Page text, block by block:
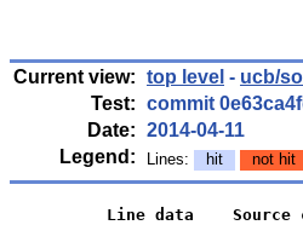
Current view: top level - ucb/
Test: commit
Date: 2014-04-11
Legend:
Lines: hit not hit
Line data    Source